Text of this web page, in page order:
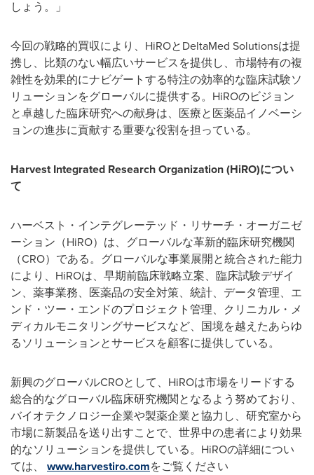
しょう。」
今回の戦略的買収により、HiROとDeltaMed Solutionsは提
携し、比類のない幅広いサービスを提供し、市場特有の複
雑性を効果的にナビゲートする特注の効率的な臨床試験ソ
リューションをグローバルに提供する。HiROのビジョン
と卓越した臨床研究への献身は、医療と医薬品イノベーシ
ョンの進歩に貢献する重要な役割を担っている。
Harvest Integrated Research Organization (HiRO)につい
て
ハーベスト・インテグレーテッド・リサーチ・オーガニゼ
ーション（HiRO）は、グローバルな革新的臨床研究機関
（CRO）である。グローバルな事業展開と統合された能力
により、HiROは、早期前臨床戦略立案、臨床試験デザイ
ン、薬事業務、医薬品の安全対策、統計、データ管理、エ
ンド・ツー・エンドのプロジェクト管理、クリニカル・メ
ディカルモニタリングサービスなど、国境を越えたあらゆ
るソリューションとサービスを顧客に提供している。
新興のグローバルCROとして、HiROは市場をリードする
総合的なグローバル臨床研究機関となるよう努めており、
バイオテクノロジー企業や製薬企業と協力し、研究室から
市場に新製品を送り出すことで、世界中の患者により効果
的なソリューションを提供している。HiROの詳細につい
ては、 www.harvestiro.comをご覧ください